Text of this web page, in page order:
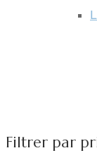
Filtrer par